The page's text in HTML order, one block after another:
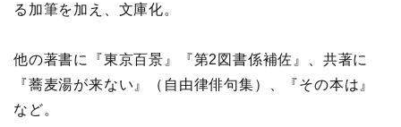
る加筆を加え、文庫化。
他の著書に『東京百景』『第2図書係補佐』、共著に
『蕎麦湯が来ない』（自由律俳句集）、『その本は』
など。